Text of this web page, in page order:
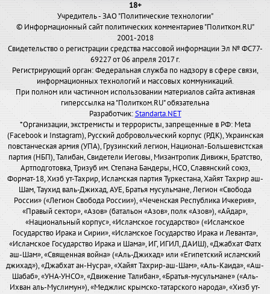
18+
Учредитель - ЗАО "Политические технологии"
© Информационный сайт политических комментариев "Политком.RU"
2001-2018
Свидетельство о регистрации средства массовой информации Эл № ФС77-
69227 от 06 апреля 2017 г.
Регистрирующий орган: Федеральная служба по надзору в сфере связи,
информационных технологий и массовых коммуникаций.
При полном или частичном использовании материалов сайта активная
гиперссылка на "Политком.RU" обязательна
Разработчик:Standarta.NET
*Организации, экстремисты и террористы, запрещенные в РФ: Meta
(Facebook и Instagram), Русский добровольческий корпус (РДК), Украинская
повстанческая армия (УПА), Грузинский легион, Национал-Большевистская
партия (НБП), Талибан, Свидетели Иеговы, Мизантропик Дивижн, Братство,
Артподготовка, Тризуб им. Степана Бандеры, НСО, Славянский союз,
Формат-18, Хизб ут-Тахрир, Исламская партия Туркестана, Хайят Тахрир аш-
Шам, Таухид валь-Джихад, АУЕ, Братья мусульмане, Легион «Свобода
России» («Легион Свобода России»), «Чеченская Республика Ичкерия»,
«Правый сектор», «Азов» (батальон «Азов», полк «Азов»), «Айдар»,
«Национальный корпус», «Исламское государство» («Исламское
Государство Ирака и Сирии», «Исламское Государство Ирака и Леванта»,
«Исламское Государство Ирака и Шама», ИГ, ИГИЛ, ДАИШ), «Джабхат Фатх
аш-Шам», «Священная война» («Аль-Джихад» или «Египетский исламский
джихад»), «Джабхат ан-Нусра», «Хайят Тахрир-аш-Шам», «Аль-Каида», «Аш-
Шабаб», «УНА-УНСО», «Движение Талибан», «Братья-мусульмане» («Аль-
Ихван аль-Муслимун»), «Меджлис крымско-татарского народа», «Хизб ут-